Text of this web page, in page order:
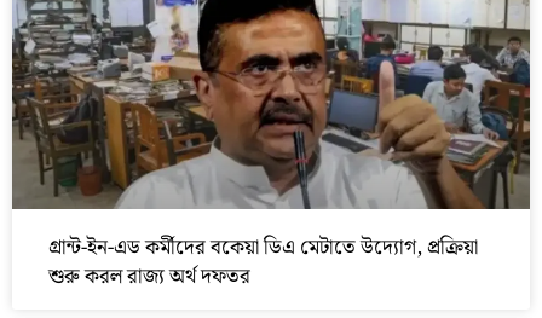
গ্রান্ট-ইন-এড কর্মীদের বকেয়া ডিএ মেটাতে উদ্যোগ, প্রক্রিয়া
শুরু করল রাজ্য অর্থ দফতর